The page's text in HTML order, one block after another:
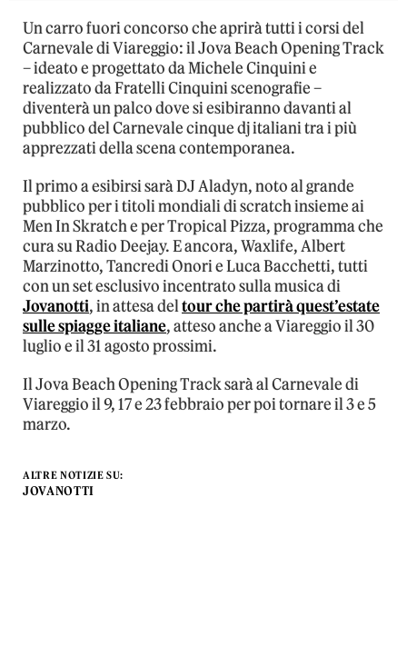
Un carro fuori concorso che aprirà tutti i corsi del
Carnevale di Viareggio: il Jova Beach Opening Track
– ideato e progettato da Michele Cinquini e
realizzato da Fratelli Cinquini scenografie –
diventerà un palco dove si esibiranno davanti al
pubblico del Carnevale cinque dj italiani tra i più
apprezzati della scena contemporanea.
Il primo a esibirsi sarà DJ Aladyn, noto al grande
pubblico per i titoli mondiali di scratch insieme ai
Men In Skratch e per Tropical Pizza, programma che
cura su Radio Deejay. E ancora, Waxlife, Albert
Marzinotto, Tancredi Onori e Luca Bacchetti, tutti
con un set esclusivo incentrato sulla musica di
Jovanotti, in attesa deltour che partirà quest’estate
sulle spiagge italiane, atteso anche a Viareggio il 30
luglio e il 31 agosto prossimi.
Il Jova Beach Opening Track sarà al Carnevale di
Viareggio il 9, 17 e 23 febbraio per poi tornare il 3 e 5
marzo.
ALTRE NOTIZIE SU:
JOVANOTTI